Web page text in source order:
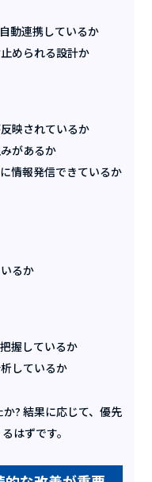
動連携しているか
められる設計か
映されているか
があるか
情報発信できているか
るか
握しているか
しているか
? 結果に応じて、優先
はずです。